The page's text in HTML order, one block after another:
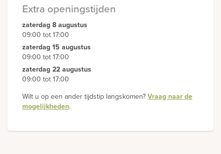
Extra openingstijden
zaterdag 8 augustus
09:00 tot 17:00
zaterdag 15 augustus
09:00 tot 17:00
zaterdag 22 augustus
09:00 tot 17:00
Wilt u op een ander tijdstip langskomen? Vraag naar de
mogelijkheden.